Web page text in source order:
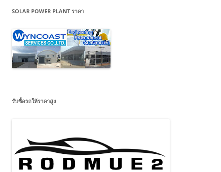
SOLAR POWER PLANT ราคา
รับซื้อรถให้ราคาสูง